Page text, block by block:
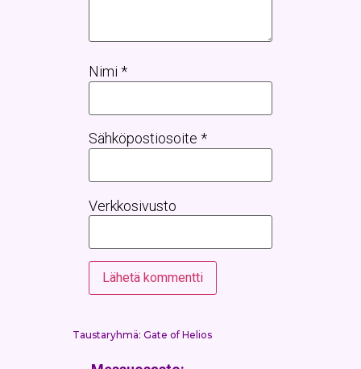
Nimi *
Sähköpostiosoite *
Verkkosivusto
Taustaryhmä: Gate of Helios